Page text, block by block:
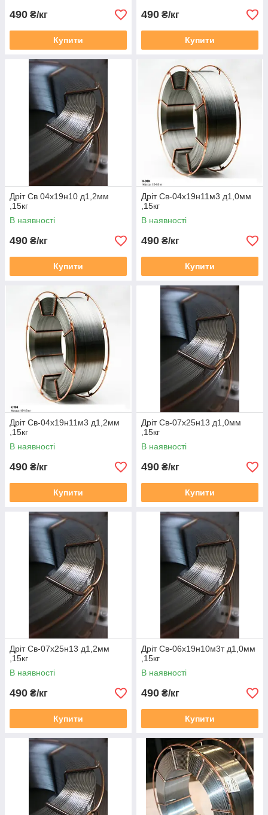
490 ₴/кг
Купити
490 ₴/кг
Купити
Дріт Св 04х19н10 д1,2мм
,15кг
В наявності
490 ₴/кг
Купити
Дріт Св-04х19н11м3 д1,0мм
,15кг
В наявності
490 ₴/кг
Купити
Дріт Св-04х19н11м3 д1,2мм
,15кг
В наявності
490 ₴/кг
Купити
Дріт Св-07х25н13 д1,0мм
,15кг
В наявності
490 ₴/кг
Купити
Дріт Св-07х25н13 д1,2мм
,15кг
В наявності
490 ₴/кг
Купити
Дріт Св-06х19н10м3т д1,0мм
,15кг
В наявності
490 ₴/кг
Купити